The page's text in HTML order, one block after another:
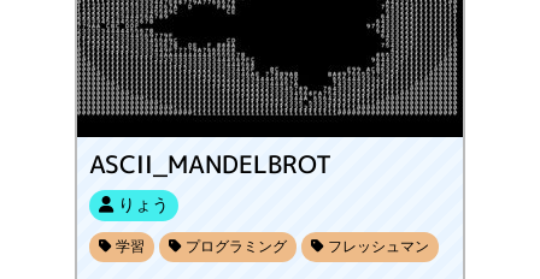
ASCII_MANDELBROT
りょう
学習 プログラミング フレッシュマン